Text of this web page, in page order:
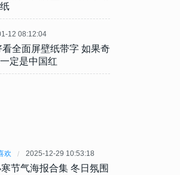
12 08:12:04
全面屏壁纸带字 如果奇
定是中国红
欢 2025-12-29 10:53:18
节气海报合集 冬日氛围